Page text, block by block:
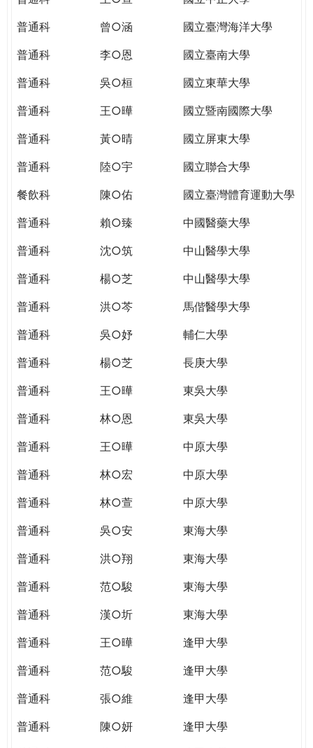
TODAY
WORLD
TOMORROW
YOU
THE
PATH
GLOBAL
普通科
曾○涵
國立臺灣海洋大學
普通科
李○恩
國立臺南大學
普通科
吳○桓
國立東華大學
普通科
王○曄
國立暨南國際大學
普通科
黃○晴
國立屏東大學
普通科
陸○宇
國立聯合大學
餐飲科
陳○佑
國立臺灣體育運動大學
普通科
賴○臻
中國醫藥大學
普通科
沈○筑
中山醫學大學
普通科
楊○芝
中山醫學大學
普通科
洪○芩
馬偕醫學大學
普通科
吳○妤
輔仁大學
普通科
楊○芝
長庚大學
普通科
王○曄
東吳大學
普通科
林○恩
東吳大學
普通科
王○曄
中原大學
普通科
林○宏
中原大學
普通科
林○萱
中原大學
普通科
吳○安
東海大學
普通科
洪○翔
東海大學
普通科
范○駿
東海大學
普通科
漢○圻
東海大學
普通科
王○曄
逢甲大學
普通科
范○駿
逢甲大學
普通科
張○維
逢甲大學
普通科
陳○妍
逢甲大學